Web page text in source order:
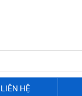
LIÊN HỆ